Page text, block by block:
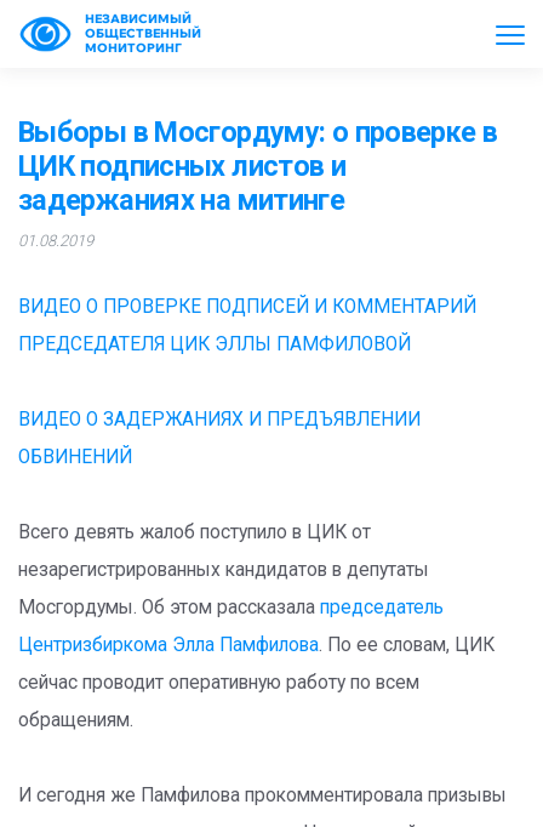
НЕЗАВИСИМЫЙ
ОБЩЕСТВЕННЫЙ
МОНИТОРИНГ
Выборы в Мосгордуму: о проверке в
ЦИК подписных листов и
задержаниях на митинге
01.08.2019
ВИДЕО О ПРОВЕРКЕ ПОДПИСЕЙ И КОММЕНТАРИЙ
ПРЕДСЕДАТЕЛЯ ЦИК ЭЛЛЫ ПАМФИЛОВОЙ
ВИДЕО О ЗАДЕРЖАНИЯХ И ПРЕДЪЯВЛЕНИИ
ОБВИНЕНИЙ
Всего девять жалоб поступило в ЦИК от
незарегистрированных кандидатов в депутаты
Мосгордумы. Об этом рассказала председатель
Центризбиркома Элла Памфилова. По ее словам, ЦИК
сейчас проводит оперативную работу по всем
обращениям.
И сегодня же Памфилова прокомментировала призывы